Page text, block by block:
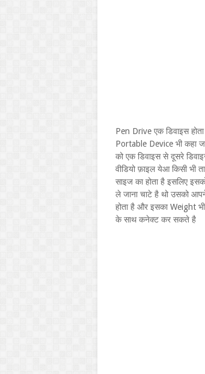
Pen Drive एक डिवाइस
Portable Device भी कहा
को एक डिवाइस से दूसरे
वीडियो फ़ाइल येआ किसी भी
साइज का होता है इसलिए
ले जाना चाटे है थो उसको
होता है और इसका Weight
के साथ कनेक्ट कर सकते है